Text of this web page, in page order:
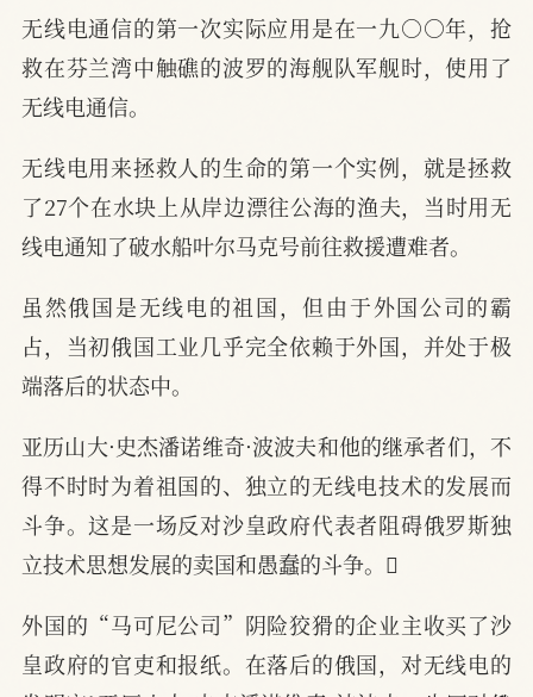
无线电通信的第一次实际应用是在一九○○年，抢
救在芬兰湾中触礁的波罗的海舰队军舰时，使用了
无线电通信。
无线电用来拯救人的生命的第一个实例，就是拯救
了27个在水块上从岸边漂往公海的渔夫，当时用无
线电通知了破水船叶尔马克号前往救援遭难者。
虽然俄国是无线电的祖国，但由于外国公司的霸
占，当初俄国工业几乎完全依赖于外国，并处于极
端落后的状态中。
亚历山大·史杰潘诺维奇·波波夫和他的继承者们，不
得不时时为着祖国的、独立的无线电技术的发展而
斗争。这是一场反对沙皇政府代表者阻碍俄罗斯独
立技术思想发展的卖国和愚蠢的斗争。
外国的“马可尼公司”阴险狡猾的企业主收买了沙
皇政府的官吏和报纸。在落后的俄国，对无线电的